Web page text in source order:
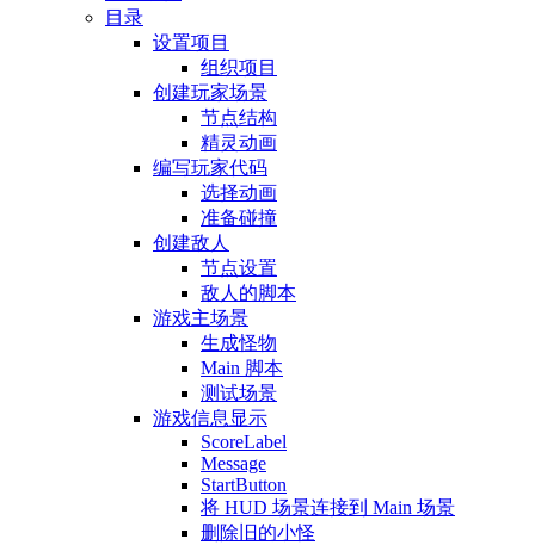
目录
设置项目
组织项目
创建玩家场景
节点结构
精灵动画
编写玩家代码
选择动画
准备碰撞
创建敌人
节点设置
敌人的脚本
游戏主场景
生成怪物
Main 脚本
测试场景
游戏信息显示
ScoreLabel
Message
StartButton
将 HUD 场景连接到 Main 场景
删除旧的小怪